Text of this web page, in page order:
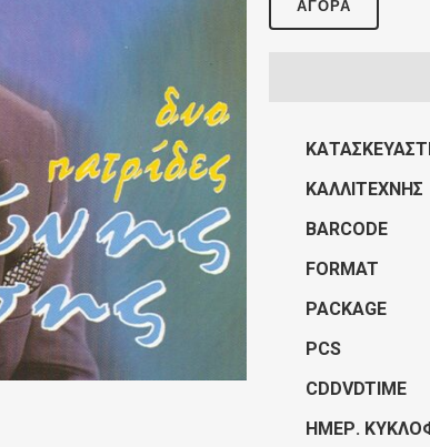
ΑΓΟΡΆ
ΚΑΛΛΙΤΈΧΝΗΣ
BARCODE
FORMAT
PACKAGE
PCS
CDDVDTIME
ΗΜΕΡ.